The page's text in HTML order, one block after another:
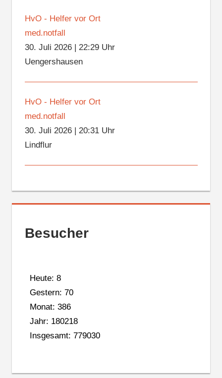
HvO - Helfer vor Ort
med.notfall
30. Juli 2026| 22:29 Uhr
Uengershausen
HvO - Helfer vor Ort
med.notfall
30. Juli 2026| 20:31 Uhr
Lindflur
Besucher
Heute: 8
Gestern: 70
Monat: 386
Jahr: 180218
Insgesamt: 779030